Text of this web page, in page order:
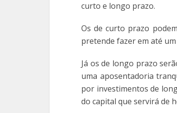
curto e longo prazo.
Os de curto prazo
pretende fazer em até
Já os de longo prazo
uma aposentadoria
por investimentos de
do capital que servirá de